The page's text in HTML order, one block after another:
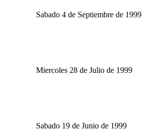
Sabado 4 de Septiembre de 1999
Miercoles 28 de Julio de 1999
Sabado 19 de Junio de 1999